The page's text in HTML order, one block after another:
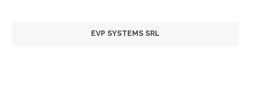
EVP SYSTEMS SRL